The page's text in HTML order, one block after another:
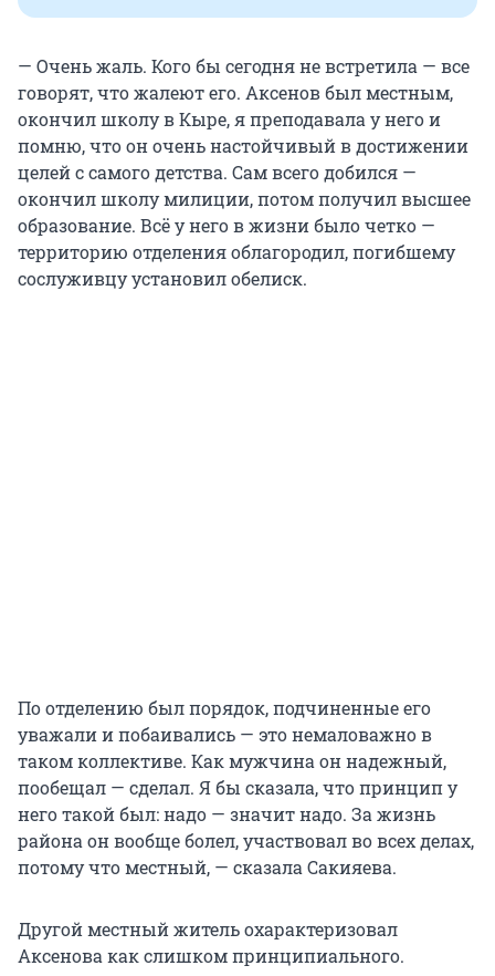
— Очень жаль. Кого бы сегодня не встретила — все
говорят, что жалеют его. Аксенов был местным,
окончил школу в Кыре, я преподавала у него и
помню, что он очень настойчивый в достижении
целей с самого детства. Сам всего добился —
окончил школу милиции, потом получил высшее
образование. Всё у него в жизни было четко —
территорию отделения облагородил, погибшему
сослуживцу установил обелиск.
По отделению был порядок, подчиненные его
уважали и побаивались — это немаловажно в
таком коллективе. Как мужчина он надежный,
пообещал — сделал. Я бы сказала, что принцип у
него такой был: надо — значит надо. За жизнь
района он вообще болел, участвовал во всех делах,
потому что местный, — сказала Сакияева.
Другой местный житель охарактеризовал
Аксенова как слишком принципиального.